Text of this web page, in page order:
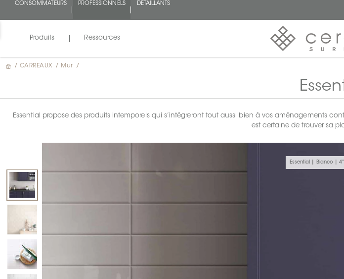
CONSOMMATEURS PROFESSIONNELS
DÉTAILLANTS
Produits Ressources
/ CARREAUX / Mur /
Essential propose des produits intemporels qui s’intégreront tout aussi bien à vos aménagements
est certaine de trouver sa
Essential | Bianco |